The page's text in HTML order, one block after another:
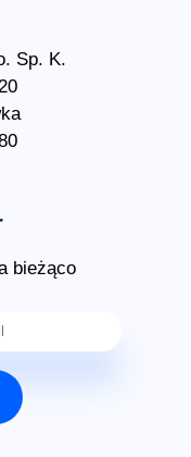
Sp. K.
bieżąco